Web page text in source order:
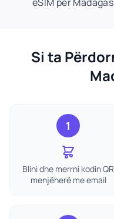
Si ta
1
Blini dhe merrni kodin QR
menjëherë me email